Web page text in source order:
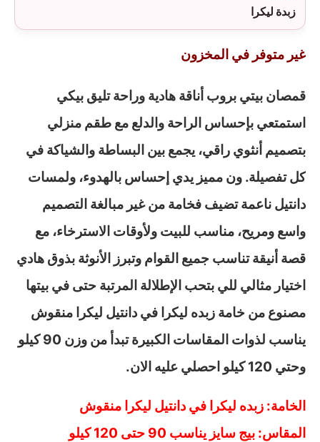
زبدة ليكرا
غير متوفر في المخزون
قمصان بيتي بروب أناقة هادية وراحة تليق بيكي
استمتعي بإحساس الراحة والدلع مع طقم منزلي
بتصميم أنثوي راقي، يجمع بين البساطة والشياكة في
كل تفصيلة. ون مميز يدي إحساس بالهدوء، ولمسات
دانتيل ناعمة تضيف فخامة من غير مبالغة التصميم
واسع ومريح، مناسب للبيت ولأوقات الاسترخاء، مع
قصة أنيقة تناسب جميع القوام وتبرز الأنوثة بذوق هادي
اختيار مثالي للي بتحب الإطلالة المرتبة حتى في بيتها
مصنوع من خامة زبده ليكرا في دانتيل ليكرا منقوش
يناسب لذوات المقاسات الكبيرة تبدأ من وزن 90 كيلو
وحتي 120 كيلو احصلي عليه الان.
الخامة: زبده ليكرا في دانتيل ليكرا منقوش
المقاس: بيج سايز يناسب 90 حتى 120 كيلو